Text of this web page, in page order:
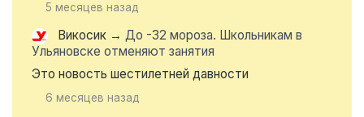
5 месяцев назад
Викосик → До -32 мороза. Школьникам в
Ульяновске отменяют занятия
Это новость шестилетней давности
6 месяцев назад